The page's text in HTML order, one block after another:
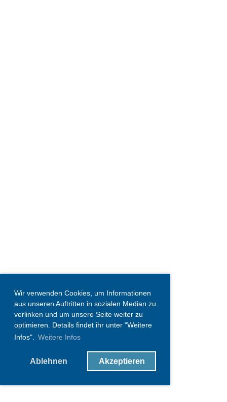
Wir verwenden Cookies, um Informationen
aus unseren Auftritten in sozialen Median zu
verlinken und um unsere Seite weiter zu
optimieren. Details findet ihr unter "Weitere
Infos". Weitere Infos
Ablehnen Akzeptieren